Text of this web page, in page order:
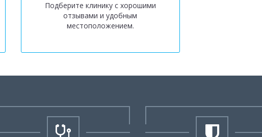
Подберите клинику с хорошими
отзывами и удобным
местоположением.